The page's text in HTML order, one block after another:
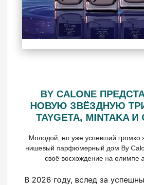
BY CALONE
НОВУЮ ЗВЁЗДНУЮ
TAYGETA, MINTAKA И
Молодой, но уже успевший громко
нишевый парфюмерный дом By
своё восхождение на олимпе
В 2026 году, вслед за